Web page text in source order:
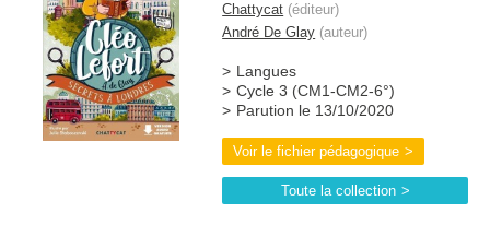
Chattycat (éditeur)
André De Glay (auteur)
Langues
Cycle 3 (CM1-CM2-6°)
Parution le 13/10/2020
Voir le fichier pédagogique
Toute la collection